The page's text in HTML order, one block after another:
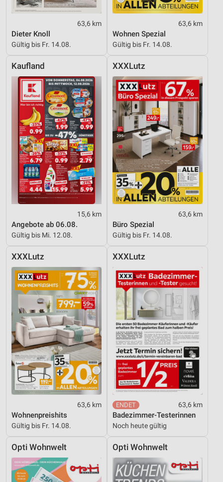
63,6 km
Dieter Knoll
Gültig bis Fr. 14.08.
63,6 km
Wohnen Spezial
Gültig bis Fr. 14.08.
Kaufland
15,6 km
Angebote ab 06.08.
Gültig bis Mi. 12.08.
XXXLutz
63,6 km
Büro Spezial
Gültig bis Fr. 14.08.
XXXLutz
63,6 km
Wohnenpreishits
Gültig bis Fr. 14.08.
XXXLutz
63,6 km
Badezimmer-Testerinnen
Noch heute gültig
Opti Wohnwelt Opti Wohnwelt